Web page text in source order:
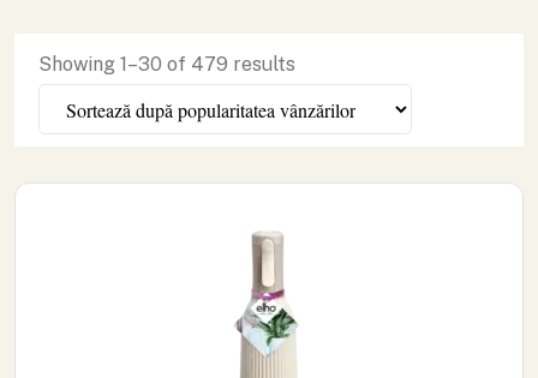
Showing 1–30 of 479 results